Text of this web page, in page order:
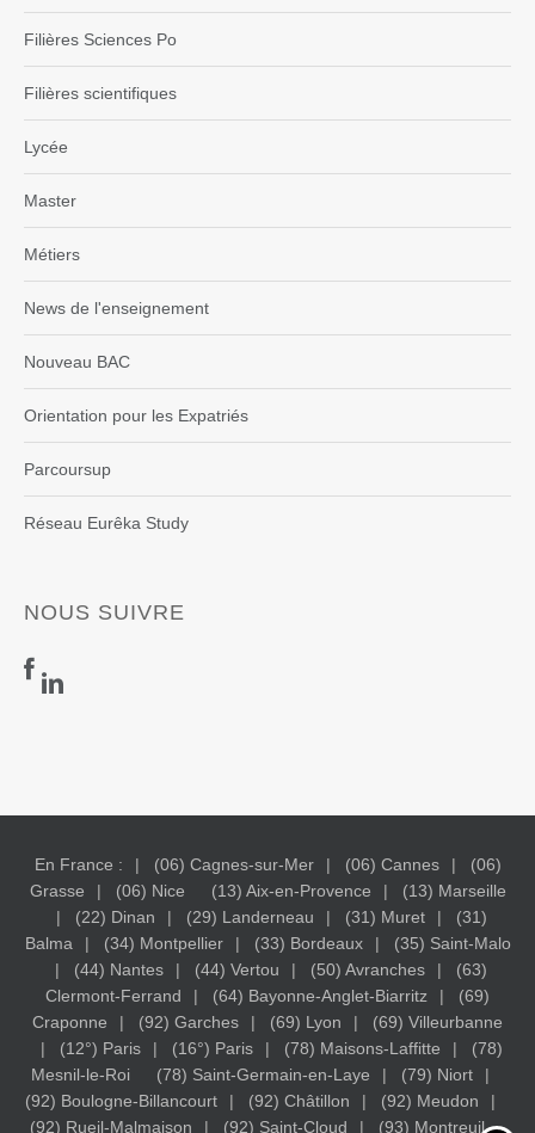
Filières Sciences Po
Filières scientifiques
Lycée
Master
Métiers
News de l'enseignement
Nouveau BAC
Orientation pour les Expatriés
Parcoursup
Réseau Eurêka Study
NOUS SUIVRE
En France : (06) Cagnes-sur-Mer (06) Cannes
(06)
Grasse
(06) Nice (13) Aix-en-Provence
(13) Marseille
(22) Dinan
(29) Landerneau (31) Muret
(31)
Balma
(34) Montpellier (33) Bordeaux
(35) Saint-Malo
(44) Nantes
(44) Vertou (50) Avranches
(63)
Clermont-Ferrand
(64) Bayonne-Anglet-Biarritz
(69)
Craponne
(92) Garches (69) Lyon
(69) Villeurbanne
(12°) Paris
(16°) Paris (78) Maisons-Laffitte
(78)
Mesnil-le-Roi
(78) Saint-Germain-en-Laye
(79) Niort
(92) Boulogne-Billancourt
(92) Châtillon
(92) Meudon
(92) Rueil-Malmaison
(92) Saint-Cloud (93) Montreuil